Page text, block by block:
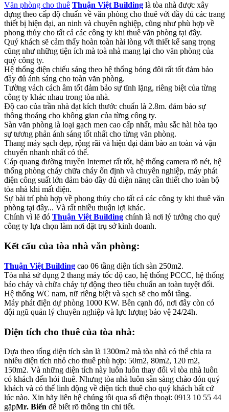
Văn phòng cho thuê Thuận Việt Building là tòa nhà được xây
dựng theo cấp độ chuẩn về văn phòng cho thuê với đầy đủ các trang
thiết bị hiện đại, an ninh và chuyên nghiệp, cũng như phù hợp về
phong thủy cho tất cả các công ty khi thuê văn phòng tại đây.
Quý khách sẽ cảm thấy hoàn toàn hài lòng với thiết kế sang trọng
cũng như những tiện ích mà toà nhà mang lại cho văn phòng của
quý công ty.
Hệ thống điện chiếu sáng theo hệ thống bóng đôi rất tốt đảm bảo
đầy đủ ánh sáng cho toàn văn phòng.
Tường vách cách âm tốt đảm bảo sự tĩnh lặng, riêng biệt của từng
công ty khác nhau trong tòa nhà.
Độ cao của trần nhà đạt kích thước chuẩn là 2.8m. đảm bảo sự
thông thoáng cho không gian của từng công ty.
Sàn văn phòng là loại gạch men cao cấp nhất, màu sắc hài hòa tạo
sự tương phản ánh sáng tốt nhất cho từng văn phòng.
Thang máy sạch đẹp, rộng rãi và hiện đại đảm bào an toàn và vận
chuyển nhanh nhất có thể.
Cáp quang đường truyền Internet rất tốt, hệ thống camera rõ nét, hệ
thống phòng cháy chữa cháy ổn định và chuyên nghiệp, máy phát
điện công suất lớn đảm bảo đầy đủ diện năng cần thiết cho toàn bộ
tòa nhà khi mất điện.
Sự bài trí phù hợp về phong thủy cho tất cả các công ty khi thuê văn
phòng tại đây... Và rất nhiều thuận lợi khác.
Chính vì lẽ đó Thuận Việt Building chính là nơi lý tưởng cho quý
công ty lựa chọn làm nơi đặt trụ sở kinh doanh.
Kết cấu của tòa nhà văn phòng:
Thuận Việt Building cao 06 tầng diện tích sàn 250m2.
Tòa nhà sử dụng 2 thang máy tốc độ cao, hệ thống PCCC, hệ thống
báo cháy và chữa cháy tự động theo tiêu chuẩn an toàn tuyệt đối.
Hệ thống WC nam, nữ riêng biệt và sạch sẽ cho mỗi tầng.
Máy phát điện dự phòng 1000 KW. Bên cạnh đó, nơi đây còn có
đội ngũ quản lý chuyên nghiệp và lực lượng bảo vệ 24/24h.
Diện tích cho thuê của tòa nhà:
Dựa theo tổng diện tích sàn là 1300m2 mà tòa nhà có thể chia ra
nhiều diện tích nhỏ cho thuê phù hợp: 50m2, 80m2, 120 m2,
150m2. Và những diện tích này luôn luôn thay đổi vì tòa nhà luôn
có khách đến hỏi thuê. Nhưng tòa nhà luôn sẵn sàng chào đón quý
khách và có thể linh động về diện tích thuê cho quý khách bất cứ
lúc nào. Xin hãy liên hệ chúng tôi qua số điện thoại: 0913 10 55 44
gặpMr. Biển để biết rõ thông tin chi tiết.